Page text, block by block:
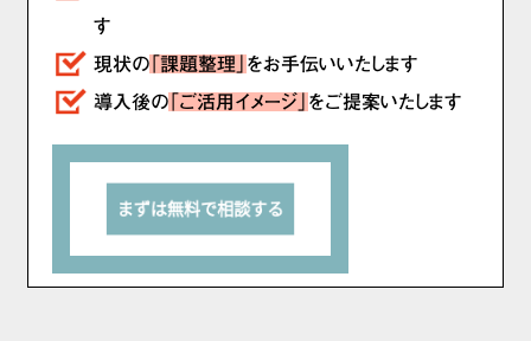
す
現状の 「課題整理」 をお手伝いいたします
導入後の 「ご活用イメージ」 をご提案いたします